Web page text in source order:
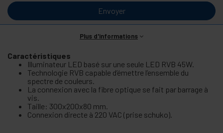
Envoyer
Plus d'informations
Caractéristiques
Illuminateur LED basé sur une seule LED RVB 45W.
Technologie RVB capable d’émettre l’ensemble du
spectre de couleurs.
La connexion avec la fibre optique se fait par barrage à
vis.
Taille: 300x200x80 mm.
Connexion directe à 220 VAC (prise schuko).